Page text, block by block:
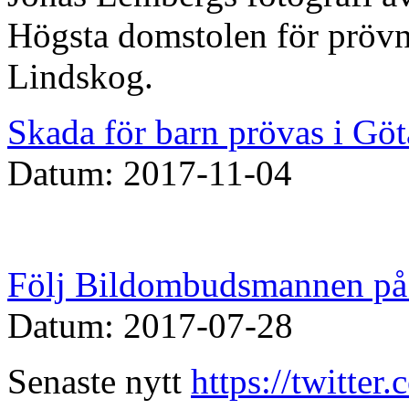
Högsta domstolen för
Lindskog.
Skada för barn prövas i
Datum: 2017-11-04
Följ Bildombudsmannen
Datum: 2017-07-28
Senaste nytt https://